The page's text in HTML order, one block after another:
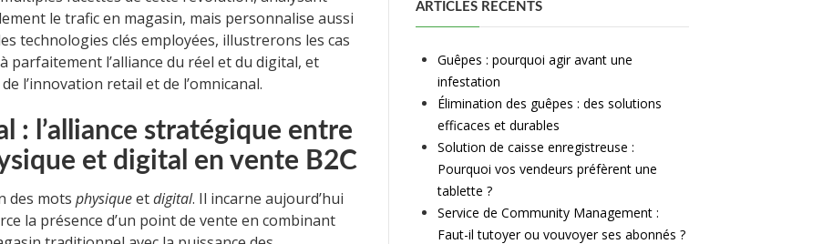
le trafic en magasin, mais personnalise aussi
technologies clés employées, illustrerons les cas
parfaitement l’alliance du réel et du digital, et
l’innovation retail et de l’omnicanal.
: l’alliance stratégique entre
et digital en vente B2C
des mots physiqueetdigital. Il incarne aujourd’hui
la présence d’un point de vente en combinant
ARTICLES RÉCENTS
Guêpes : pourquoi agir avant une
infestation
Élimination des guêpes : des solutions
efficaces et durables
Solution de caisse enregistreuse :
Pourquoi vos vendeurs préfèrent une
tablette ?
Service de Community Management :
Faut-il tutoyer ou vouvoyer ses abonnés ?